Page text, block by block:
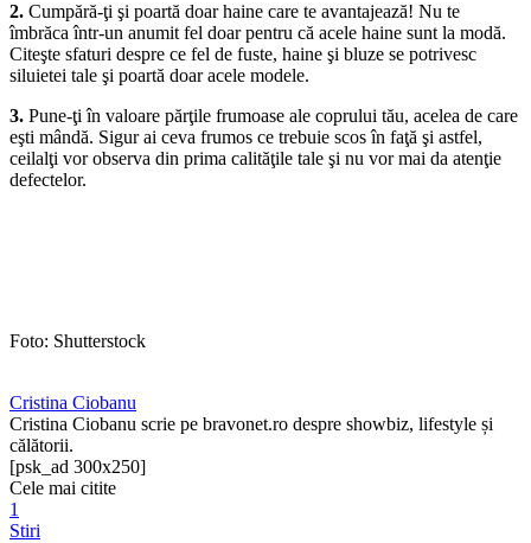
2. Cumpără-ţi şi poartă doar haine care te avantajează! Nu te
îmbrăca într-un anumit fel doar pentru că acele haine sunt la modă.
Citeşte sfaturi despre ce fel de fuste, haine şi bluze se potrivesc
siluietei tale şi poartă doar acele modele.
3. Pune-ţi în valoare părţile frumoase ale coprului tău, acelea de care
eşti mândă. Sigur ai ceva frumos ce trebuie scos în faţă şi astfel,
ceilalţi vor observa din prima calităţile tale şi nu vor mai da atenţie
defectelor.
Foto: Shutterstock
Cristina Ciobanu
Cristina Ciobanu scrie pe bravonet.ro despre showbiz, lifestyle și
călătorii.
[psk_ad 300x250]
Cele mai citite
1
Stiri